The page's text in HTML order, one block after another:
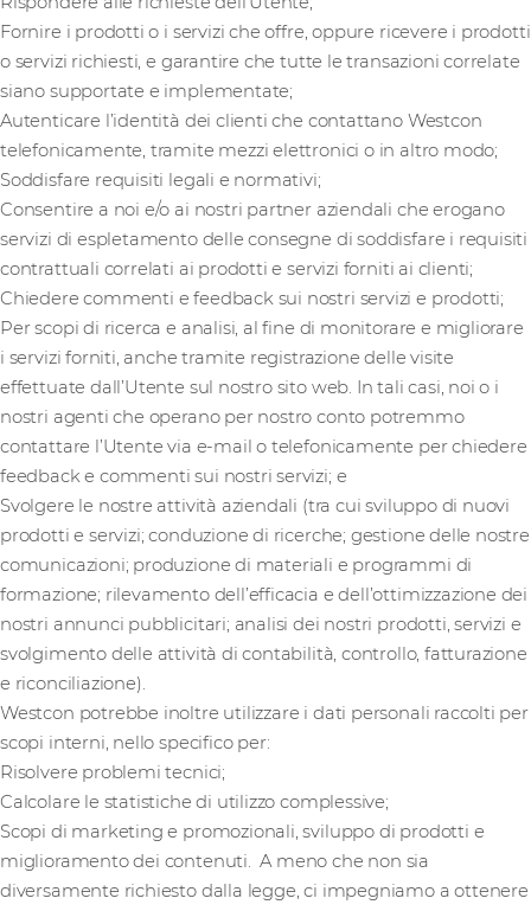
Fornire i prodotti o i servizi che offre, oppure ricevere i prodotti
o servizi richiesti, e garantire che tutte le transazioni correlate
siano supportate e implementate;
Autenticare l’identità dei clienti che contattano Westcon
telefonicamente, tramite mezzi elettronici o in altro modo;
Soddisfare requisiti legali e normativi;
Consentire a noi e/o ai nostri partner aziendali che erogano
servizi di espletamento delle consegne di soddisfare i requisiti
contrattuali correlati ai prodotti e servizi forniti ai clienti;
Chiedere commenti e feedback sui nostri servizi e prodotti;
Per scopi di ricerca e analisi, al fine di monitorare e migliorare
i servizi forniti, anche tramite registrazione delle visite
effettuate dall’Utente sul nostro sito web. In tali casi, noi o i
nostri agenti che operano per nostro conto potremmo
contattare l’Utente via e-mail o telefonicamente per chiedere
feedback e commenti sui nostri servizi; e
Svolgere le nostre attività aziendali (tra cui sviluppo di nuovi
prodotti e servizi; conduzione di ricerche; gestione delle nostre
comunicazioni; produzione di materiali e programmi di
formazione; rilevamento dell’efficacia e dell’ottimizzazione dei
nostri annunci pubblicitari; analisi dei nostri prodotti, servizi e
svolgimento delle attività di contabilità, controllo, fatturazione
e riconciliazione).
Westcon potrebbe inoltre utilizzare i dati personali raccolti per
scopi interni, nello specifico per:
Risolvere problemi tecnici;
Calcolare le statistiche di utilizzo complessive;
Scopi di marketing e promozionali, sviluppo di prodotti e
miglioramento dei contenuti. A meno che non sia
diversamente richiesto dalla legge, ci impegniamo a ottenere